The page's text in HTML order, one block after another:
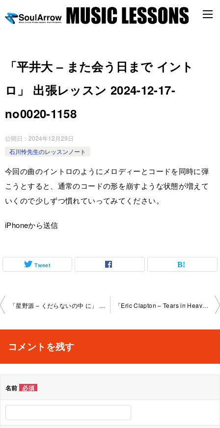
「平井大 – また会う日まで イント
ロ」 出張レッスン 2024-12-17-
no0020-1158
公開日： 2024年12月29日
石川怜先生のレッスンノート
今回の曲のイントロのようにメロディーとコードを同時に弾
こうとすると、通常のコードの形を崩すような状態が増えて
いくので少しずつ慣れていってみてください。
iPhoneから送信
Tweet
投
ビ
シ
「星野源 – くだらないの中 に」 出張レッスン 2024-12-3-no0020-1158 「Eric Clapton – Tears in Heaven」 出張レッスン 2025-1-14-no0020-1158
コメントを残す
名前 必須